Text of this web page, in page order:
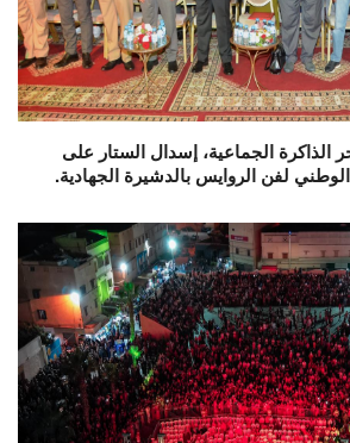
الذاكرة الجماعية، إسدال الستار على